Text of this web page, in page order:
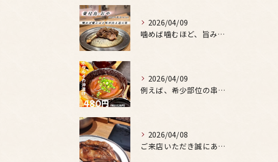
2026/04/09
噛めば噛むほど、旨みがあふれる。
2026/04/09
例えば、希少部位の串を試したり、季節限定の地酒を味わったりす...
2026/04/08
ご来店いただき誠にありがとうございます。